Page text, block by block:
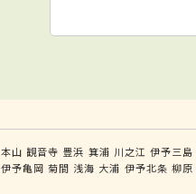
本山 観音寺 豊浜 箕浦 川之江 伊予三島
伊予亀岡 菊間 浅海 大浦 伊予北条 柳原